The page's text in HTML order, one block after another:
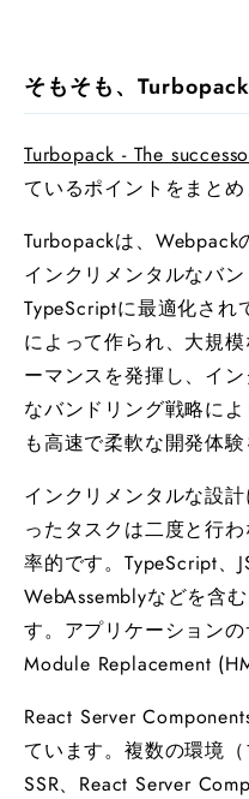
そもそも、
Turbopack - The
ているポイントをまとめ
Turbopackは、Webpack
インクリメンタルなバ
TypeScriptに最適化され
によって作られ、大規
ーマンスを発揮し、イ
なバンドリング戦略に
も高速で柔軟な開発体験
インクリメンタルな設
ったタスクは二度と行
率的です。TypeScript、
WebAssemblyなどを含
す。アプリケーション
Module Replacement
React Server
ています。複数の環境（
SSR、React Server